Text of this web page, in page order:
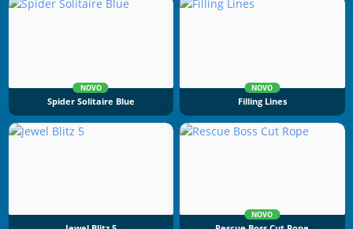
NOVO
Spider Solitaire Blue
NOVO
Filling Lines
NOVO